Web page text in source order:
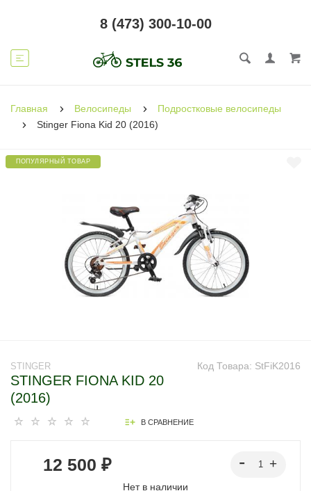
8 (473) 300-10-00
Главная Велосипеды
Подростковые велосипеды
Stinger Fiona Kid 20 (2016)
ПОПУЛЯРНЫЙ ТОВАР
Код Товара: StFiK2016
STINGER
STINGER FIONA KID 20
(2016)
В СРАВНЕНИЕ
12 500 ₽
Нет в наличии